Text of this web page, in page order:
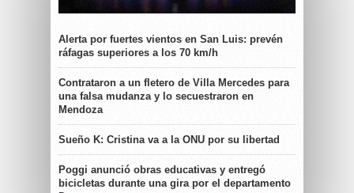
Alerta por fuertes vientos en San Luis: prevén
ráfagas superiores a los 70 km/h
Contrataron a un fletero de Villa Mercedes para
una falsa mudanza y lo secuestraron en
Mendoza
Sueño K: Cristina va a la ONU por su libertad
Poggi anunció obras educativas y entregó
bicicletas durante una gira por el departamento